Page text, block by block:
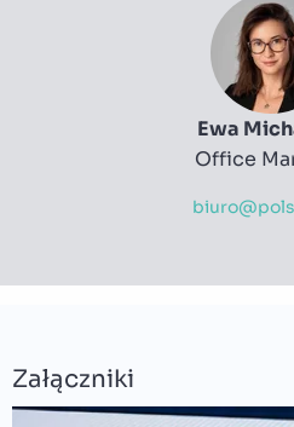
Ewa
Office
Załączniki